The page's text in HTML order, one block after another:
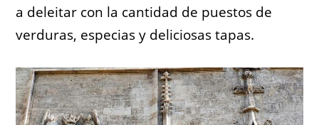
a deleitar con la cantidad de puestos de
verduras, especias y deliciosas tapas.